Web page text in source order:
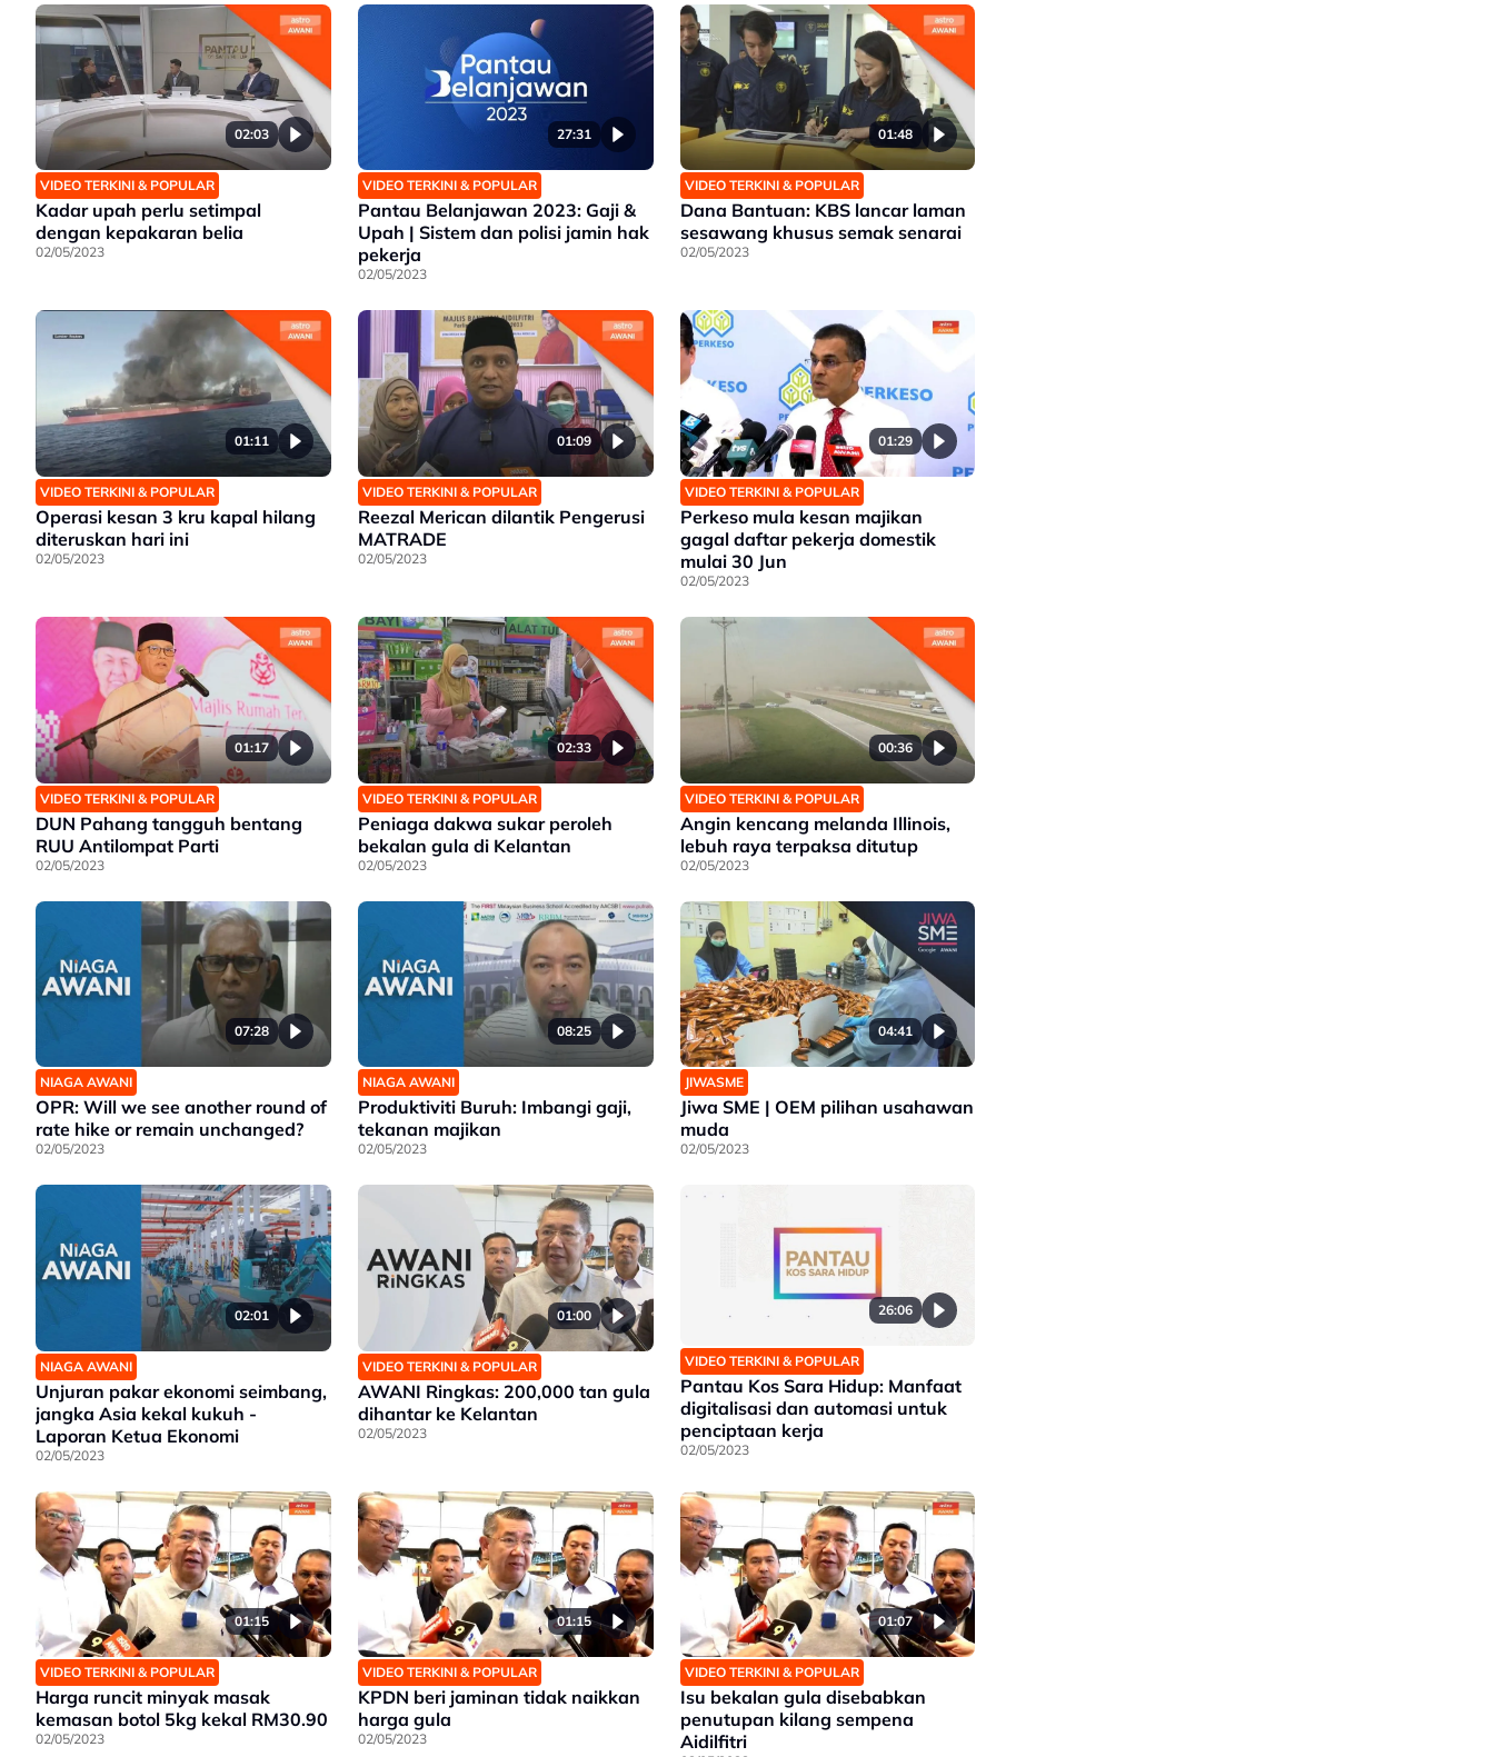
02:03
VIDEO TERKINI & POPULAR
Kadar upah perlu setimpal
dengan kepakaran belia
02/05/2023
27:31
VIDEO TERKINI & POPULAR
Pantau Belanjawan 2023: Gaji &
Upah | Sistem dan polisi jamin hak
pekerja
02/05/2023
01:48
VIDEO TERKINI & POPULAR
Dana Bantuan: KBS lancar laman
sesawang khusus semak senarai
02/05/2023
01:11
VIDEO TERKINI & POPULAR
Operasi kesan 3 kru kapal hilang
diteruskan hari ini
02/05/2023
01:09
VIDEO TERKINI & POPULAR
Reezal Merican dilantik Pengerusi
MATRADE
02/05/2023
01:29
VIDEO TERKINI & POPULAR
Perkeso mula kesan majikan
gagal daftar pekerja domestik
mulai 30 Jun
02/05/2023
01:17
VIDEO TERKINI & POPULAR
DUN Pahang tangguh bentang
RUU Antilompat Parti
02/05/2023
02:33
VIDEO TERKINI & POPULAR
Peniaga dakwa sukar peroleh
bekalan gula di Kelantan
02/05/2023
00:36
VIDEO TERKINI & POPULAR
Angin kencang melanda Illinois,
lebuh raya terpaksa ditutup
02/05/2023
07:28
NIAGA AWANI
OPR: Will we see another round of
rate hike or remain unchanged?
02/05/2023
08:25
NIAGA AWANI
Produktiviti Buruh: Imbangi gaji,
tekanan majikan
02/05/2023
04:41
JIWASME
Jiwa SME | OEM pilihan usahawan
muda
02/05/2023
02:01
NIAGA AWANI
Unjuran pakar ekonomi seimbang,
jangka Asia kekal kukuh -
Laporan Ketua Ekonomi
02/05/2023
01:00
VIDEO TERKINI & POPULAR
AWANI Ringkas: 200,000 tan gula
dihantar ke Kelantan
02/05/2023
26:06
VIDEO TERKINI & POPULAR
Pantau Kos Sara Hidup: Manfaat
digitalisasi dan automasi untuk
penciptaan kerja
02/05/2023
01:15
VIDEO TERKINI & POPULAR
Harga runcit minyak masak
kemasan botol 5kg kekal RM30.90
02/05/2023
01:15
VIDEO TERKINI & POPULAR
KPDN beri jaminan tidak naikkan
harga gula
02/05/2023
01:07
VIDEO TERKINI & POPULAR
Isu bekalan gula disebabkan
penutupan kilang sempena
Aidilfitri